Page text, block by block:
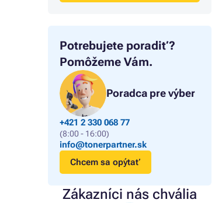
Potrebujete poradiť?
Pomôžeme Vám.
Poradca pre výber
+421 2 330 068 77
(8:00 - 16:00)
info@tonerpartner.sk
Chcem sa opýtať
Zákazníci nás chvália